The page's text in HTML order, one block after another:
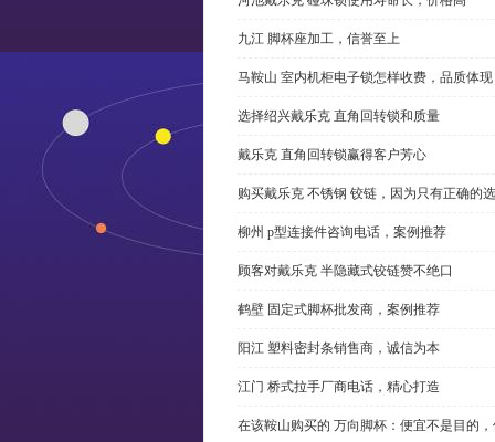
九江 脚杯座加工，信誉至上
马鞍山 室内机柜电子锁怎样收费，品质体现
选择绍兴戴乐克 直角回转锁和质量
戴乐克 直角回转锁赢得客户芳心
购买戴乐克 不锈钢 铰链，因为只有正确的
柳州 p型连接件咨询电话，案例推荐
顾客对戴乐克 半隐藏式铰链赞不绝口
鹤壁 固定式脚杯批发商，案例推荐
阳江 塑料密封条销售商，诚信为本
江门 桥式拉手厂商电话，精心打造
在该鞍山购买的 万向脚杯：便宜不是目的